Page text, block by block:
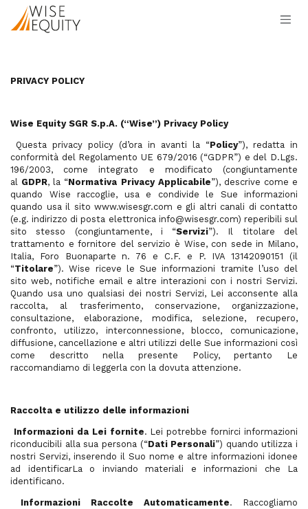
Passa al contenuto
PRIVACY POLICY
Wise Equity SGR S.p.A. (“Wise”) Privacy Policy
Questa privacy policy (d’ora in avanti la “Policy”), redatta in
conformità del Regolamento UE 679/2016 (“GDPR”) e del D.Lgs.
196/2003, come integrato e modificato (congiuntamente
al GDPR, la “Normativa Privacy Applicabile”), descrive come e
quando Wise raccoglie, usa e condivide le Sue informazioni
quando usa il sito www.wisesgr.com e gli altri canali di contatto
(e.g. indirizzo di posta elettronica info@wisesgr.com) reperibili sul
sito stesso (congiuntamente, i “Servizi”). Il titolare del
trattamento e fornitore del servizio è Wise, con sede in Milano,
Italia, Foro Buonaparte n. 76 e C.F. e P. IVA 13142090151 (il
“Titolare”). Wise riceve le Sue informazioni tramite l’uso del
sito web, notifiche email e altre interazioni con i nostri Servizi.
Quando usa uno qualsiasi dei nostri Servizi, Lei acconsente alla
raccolta, al trasferimento, conservazione, organizzazione,
consultazione, elaborazione, modifica, selezione, recupero,
confronto, utilizzo, interconnessione, blocco, comunicazione,
diffusione, cancellazione e altri utilizzi delle Sue informazioni così
come descritto nella presente Policy, pertanto Le
raccomandiamo di leggerla con la dovuta attenzione.
Raccolta e utilizzo delle informazioni
Informazioni da Lei fornite. Lei potrebbe fornirci informazioni
riconducibili alla sua persona (“Dati Personali”) quando utilizza i
nostri Servizi, inserendo il Suo nome e altre informazioni idonee
ad identificarLa o inviando materiali e informazioni che La
identificano.
Informazioni Raccolte Automaticamente. Raccogliamo